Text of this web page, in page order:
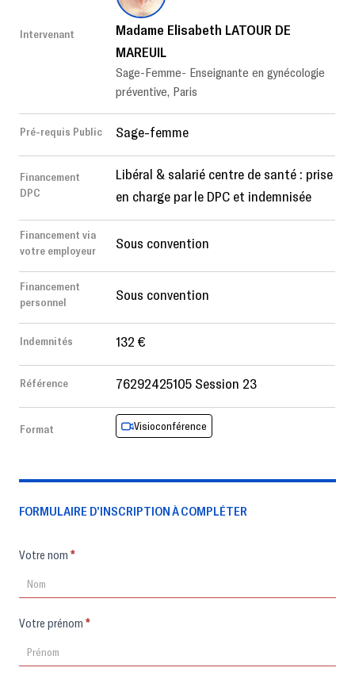
Intervenant
Madame Elisabeth LATOUR DE
MAREUIL
Sage-Femme- Enseignante en gynécologie
préventive, Paris
Pré-requis Public Sage-femme
Financement
DPC
Libéral & salarié centre de santé : prise
en charge par le DPC et indemnisée
Financement via
votre employeur
Sous convention
Financement
personnel
Sous convention
Indemnités 132 €
Référence 76292425105 Session 23
Format Visioconférence
FORMULAIRE D’INSCRIPTION À COMPLÉTER
Formulaire
Votre nom *
Votre prénom *